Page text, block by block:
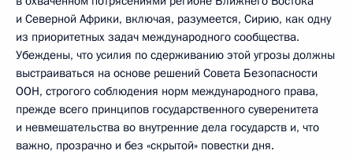
и Северной Африки, включая, разумеется, Сирию, как одну
из приоритетных задач международного сообщества.
Убеждены, что усилия по сдерживанию этой угрозы должны
выстраиваться на основе решений Совета Безопасности
ООН, строгого соблюдения норм международного права,
прежде всего принципов государственного суверенитета
и невмешательства во внутренние дела государств и, что
важно, прозрачно и без «скрытой» повестки дня.